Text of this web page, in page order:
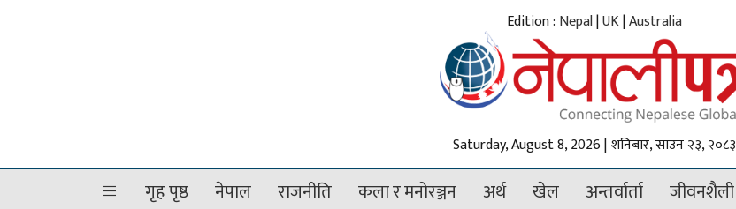
Edition : Nepal|UK|Australia
Saturday, August 8, 2026 | शनिबार, साउन २३, २०८३
गृह पृष्ठ नेपाल राजनीति कला र मनोरञ्जन अर्थ खेल अन्तर्वार्ता जीवनशैली